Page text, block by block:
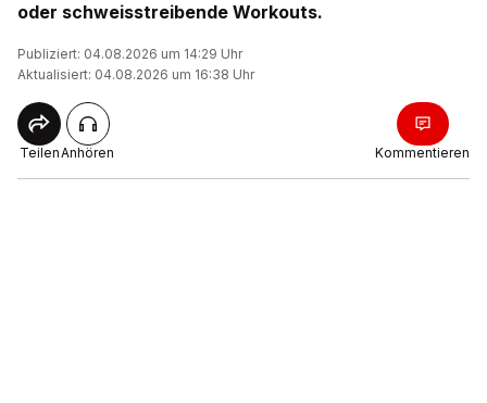
oder schweisstreibende Workouts.
Publiziert: 04.08.2026 um 14:29 Uhr
Aktualisiert: 04.08.2026 um 16:38 Uhr
TeilenAnhören Kommentieren